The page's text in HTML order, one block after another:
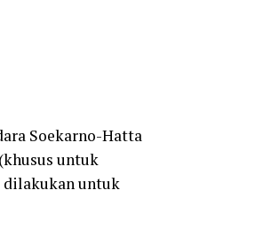
Soekarno-Hatta
untuk
dilakukan untuk